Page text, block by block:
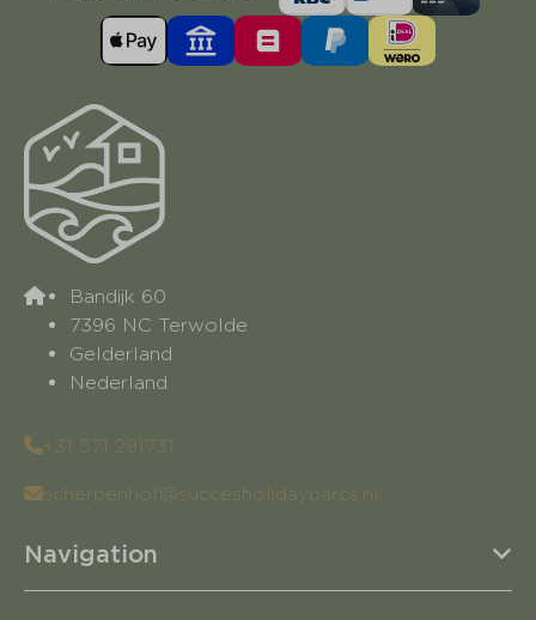
Bandijk 60
7396 NC Terwolde
Gelderland
Nederland
+31 571 291731
scherpenhof@succesholidayparcs.nl
Navigation